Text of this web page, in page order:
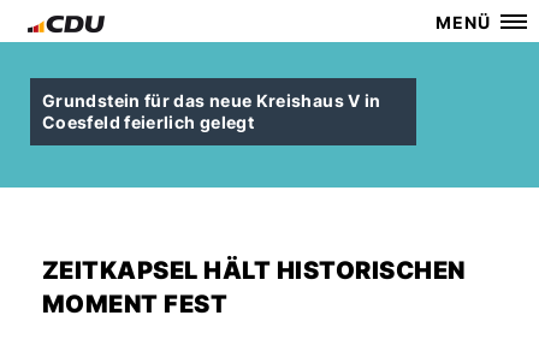
MENÜ
Grundstein für das neue Kreishaus V in
Coesfeld feierlich gelegt
ZEITKAPSEL HÄLT HISTORISCHEN
MOMENT FEST